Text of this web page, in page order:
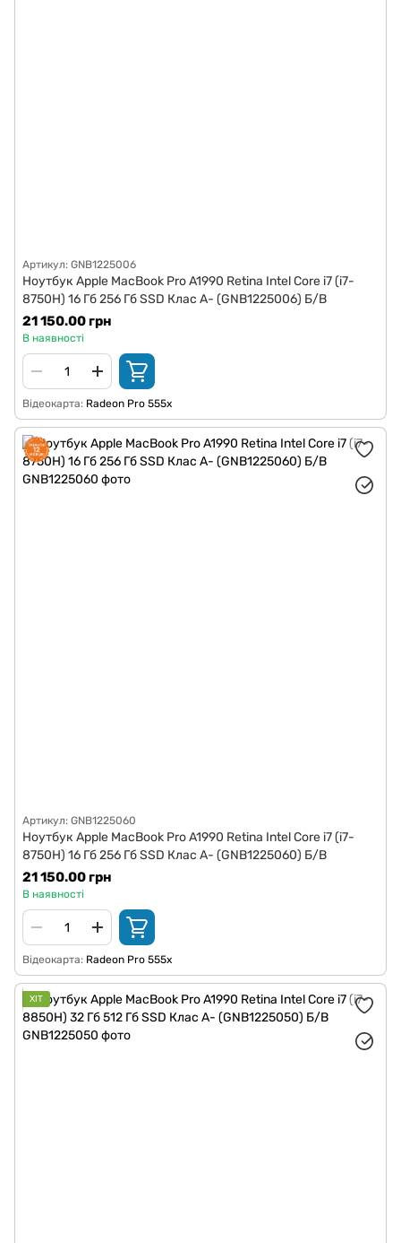
Артикул: GNB1225006
Ноутбук Apple MacBook Pro A1990 Retina Intel Core i7 (i7-
8750H) 16 Гб 256 Гб SSD Клас A- (GNB1225006) Б/В
21 150.00 грн
В наявності
Відеокарта Radeon Pro 555x
Артикул: GNB1225060
Ноутбук Apple MacBook Pro A1990 Retina Intel Core i7 (i7-
8750H) 16 Гб 256 Гб SSD Клас A- (GNB1225060) Б/В
21 150.00 грн
В наявності
Відеокарта Radeon Pro 555x
ХІТ